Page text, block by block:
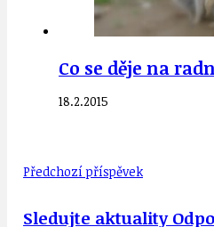
Co se děje na
18.2.2015
Předchozí příspěvek
Sledujte aktuality